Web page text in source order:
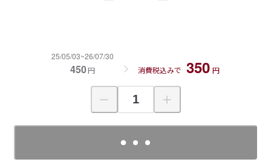
25/05/03~26/07/30
450円 消費税込みで 350 円